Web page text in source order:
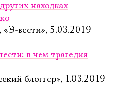
находках
вести», 5.03.2019
в чем трагедия
блоггер», 1.03.2019